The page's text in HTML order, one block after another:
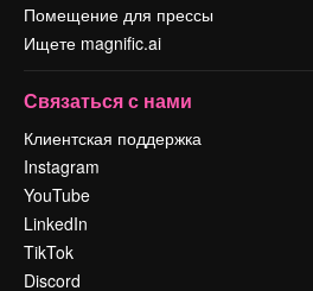
Помещение для прессы
Ищете magnific.ai
Связаться с нами
Клиентская поддержка
Instagram
YouTube
LinkedIn
TikTok
Discord